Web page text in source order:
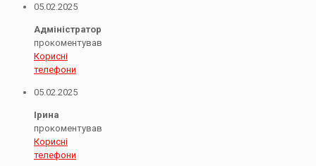
05.02.2025
Адміністратор
прокоментував
Корисні
телефони
05.02.2025
Ірина
прокоментував
Корисні
телефони